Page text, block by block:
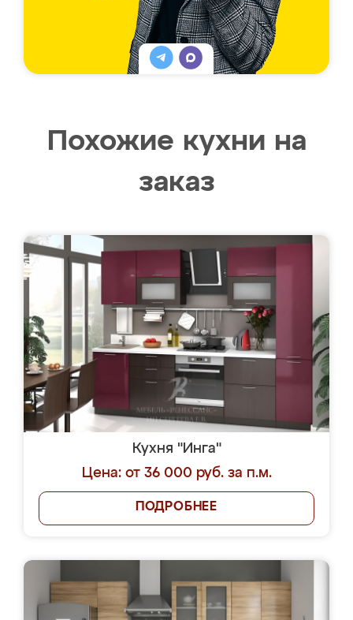
Похожие кухни на
заказ
Кухня "Инга"
Цена: от 36 000 руб. за п.м.
ПОДРОБНЕЕ